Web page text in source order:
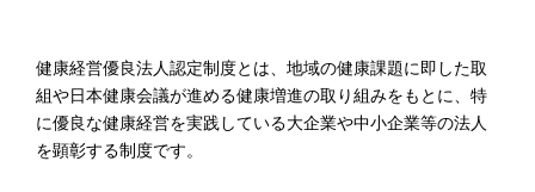
健康経営優良法人認定制度とは、地域の健康課題に即した取
組や日本健康会議が進める健康増進の取り組みをもとに、特
に優良な健康経営を実践している大企業や中小企業等の法人
を顕彰する制度です。